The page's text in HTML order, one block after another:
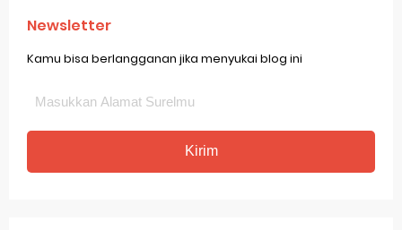
Newsletter
Kamu bisa berlangganan jika menyukai blog ini